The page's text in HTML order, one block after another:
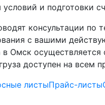
и подготовки
консультации по
с вашими
Омск осуществляется
доступен на всем
листыПрайс-листы